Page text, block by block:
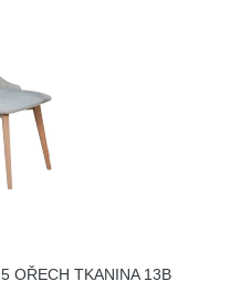
OŘECH TKANINA 13B